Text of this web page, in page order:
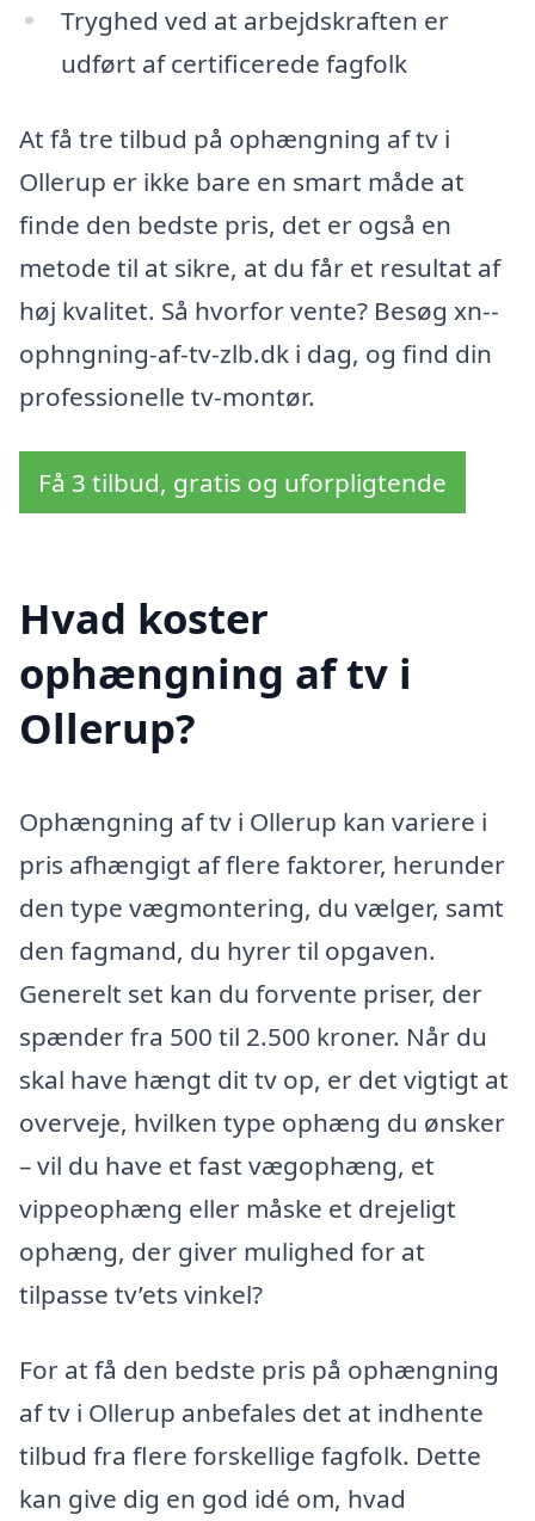
Tryghed ved at arbejdskraften er
udført af certificerede fagfolk
At få tre tilbud på ophængning af tv i
Ollerup er ikke bare en smart måde at
finde den bedste pris, det er også en
metode til at sikre, at du får et resultat af
høj kvalitet. Så hvorfor vente? Besøg xn--
ophngning-af-tv-zlb.dk i dag, og find din
professionelle tv-montør.
Få 3 tilbud, gratis og uforpligtende
Hvad koster
ophængning af tv i
Ollerup?
Ophængning af tv i Ollerup kan variere i
pris afhængigt af flere faktorer, herunder
den type vægmontering, du vælger, samt
den fagmand, du hyrer til opgaven.
Generelt set kan du forvente priser, der
spænder fra 500 til 2.500 kroner. Når du
skal have hængt dit tv op, er det vigtigt at
overveje, hvilken type ophæng du ønsker
– vil du have et fast vægophæng, et
vippeophæng eller måske et drejeligt
ophæng, der giver mulighed for at
tilpasse tv’ets vinkel?
For at få den bedste pris på ophængning
af tv i Ollerup anbefales det at indhente
tilbud fra flere forskellige fagfolk. Dette
kan give dig en god idé om, hvad